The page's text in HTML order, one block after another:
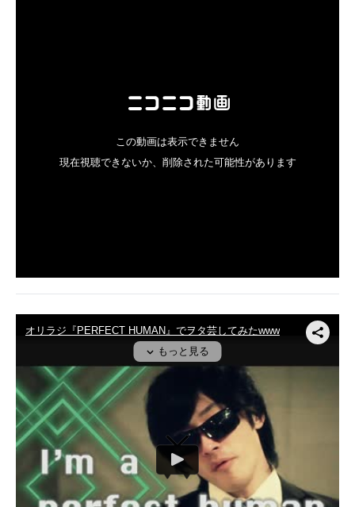
ちょっと気になるネットの話題